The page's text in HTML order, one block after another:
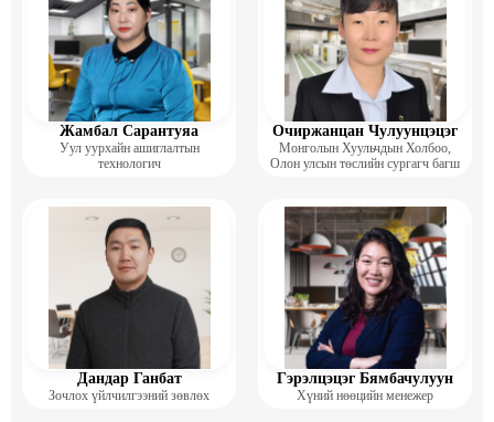
Жамбал Сарантуяа
Уул уурхайн ашиглалтын
технологич
Очиржанцан Чулуунцэцэг
Монголын Хуульчдын Холбоо,
Олон улсын төслийн сургагч багш
Дандар Ганбат
Зочлох үйлчилгээний зөвлөх
Гэрэлцэцэг Бямбачулуун
Хүний нөөцийн менежер